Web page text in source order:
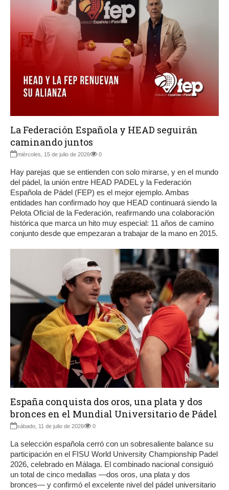
La Federación Española y HEAD seguirán
caminando juntos
miércoles, 15 de julio de 2026 0
Hay parejas que se entienden con solo mirarse, y en el mundo
del pádel, la unión entre HEAD PADEL y la Federación
Española de Pádel (FEP) es el mejor ejemplo. Ambas
entidades han confirmado hoy que HEAD continuará siendo la
Pelota Oficial de la Federación, reafirmando una colaboración
histórica que marca un hito muy especial: 11 años de camino
conjunto desde que empezaran a trabajar de la mano en 2015.
España conquista dos oros, una plata y dos
bronces en el Mundial Universitario de Pádel
sábado, 11 de julio de 2026 0
La selección española cerró con un sobresaliente balance su
participación en el FISU World University Championship Padel
2026, celebrado en Málaga. El combinado nacional consiguió
un total de cinco medallas —dos oros, una plata y dos
bronces— y confirmó el excelente nivel del pádel universitario